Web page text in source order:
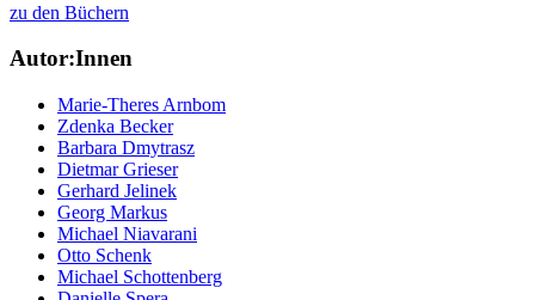
zu den Büchern
Autor:Innen
Marie-Theres Arnbom
Zdenka Becker
Barbara Dmytrasz
Dietmar Grieser
Gerhard Jelinek
Georg Markus
Michael Niavarani
Otto Schenk
Michael Schottenberg